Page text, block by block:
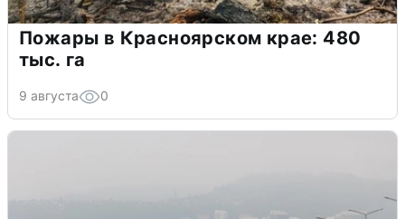
Пожары в Красноярском крае: 480
тыс. га
9 августа 0